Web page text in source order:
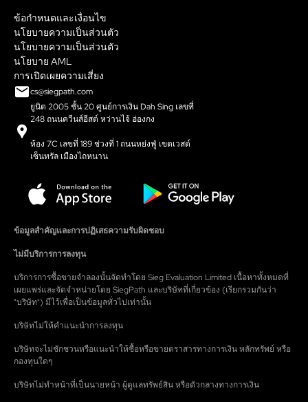
ข้อกำหนดและเงื่อนไข
นโยบายความเป็นส่วนตัว
นโยบายความเป็นส่วนตัว
นโยบาย AML
การเปิดเผยความเสี่ยง
cs@siegpath.com
ยูนิต 2005 ชั้น 20 ศูนย์การเงิน Dah Sing เลขที่
248 ถนนควีนส์อีสต์ หว่านไจ้ ฮ่องกง
ห้อง 7C เลขที่ 189 ช่วงที่ 1 ถนนหย่งฟู่ เขตเวสต์
เซ็นทรัล เมืองไถหนาน
ข้อมูลสำคัญและการปฏิเสธความรับผิดชอบ
ไม่มีบริการการลงทุน
บริการการซื้อขายจำลองนั้นจัดทำโดย Sieg Evaluation Limited เนื้อหาทั้งหมดที่
เผยแพร่และจัดจำหน่ายโดย SiegPath และบริษัทที่เกี่ยวข้อง (เรียกรวมกันว่า
"บริษัท") มีไว้เพื่อเป็นข้อมูลทั่วไปเท่านั้น
บริษัทไม่ให้คำแนะนำการลงทุน
บริษัทจะไม่ชักชวนหรือแนะนำให้ซื้อหรือขายตราสารทางการเงิน หลักทรัพย์ หรือ
กองทุนใดๆ
บริษัทไม่ทำหน้าที่เป็นนายหน้า ผู้ดูแลทรัพย์สิน หรือตัวกลางทางการเงิน